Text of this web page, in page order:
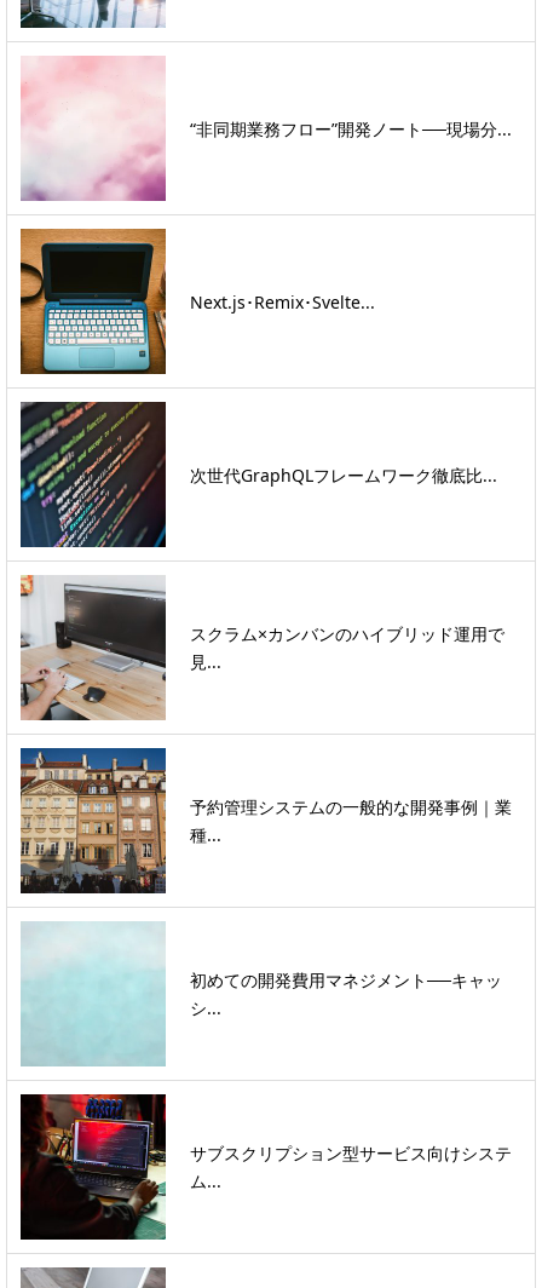
“非同期業務フロー”開発ノート──現場分...
Next.js･Remix･Svelte...
次世代GraphQLフレームワーク徹底比...
スクラム×カンバンのハイブリッド運用で
見...
予約管理システムの一般的な開発事例｜業
種...
初めての開発費用マネジメント──キャッ
シ...
サブスクリプション型サービス向けシステ
ム...